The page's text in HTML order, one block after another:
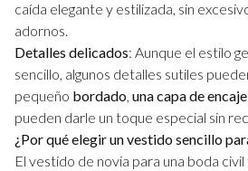
caída elegante y estilizada, sin
adornos.
Detalles delicados: Aunque el estilo
sencillo, algunos detalles sutiles
pequeño bordado, una capa de encaje
pueden darle un toque especial sin
¿Por qué elegir un vestido sencillo
El vestido de novia para una boda